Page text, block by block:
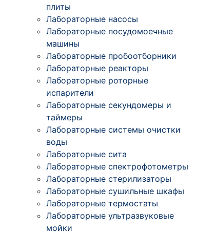
плиты
Лабораторные насосы
Лабораторные посудомоечные
машины
Лабораторные пробоотборники
Лабораторные реакторы
Лабораторные роторные
испарители
Лабораторные секундомеры и
таймеры
Лабораторные системы очистки
воды
Лабораторные сита
Лабораторные спектрофотометры
Лабораторные стерилизаторы
Лабораторные сушильные шкафы
Лабораторные термостаты
Лабораторные ультразвуковые
мойки